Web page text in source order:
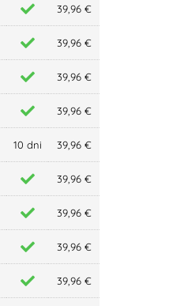
39,96 €
39,96 €
39,96 €
39,96 €
10 dni 39,96 €
39,96 €
39,96 €
39,96 €
39,96 €